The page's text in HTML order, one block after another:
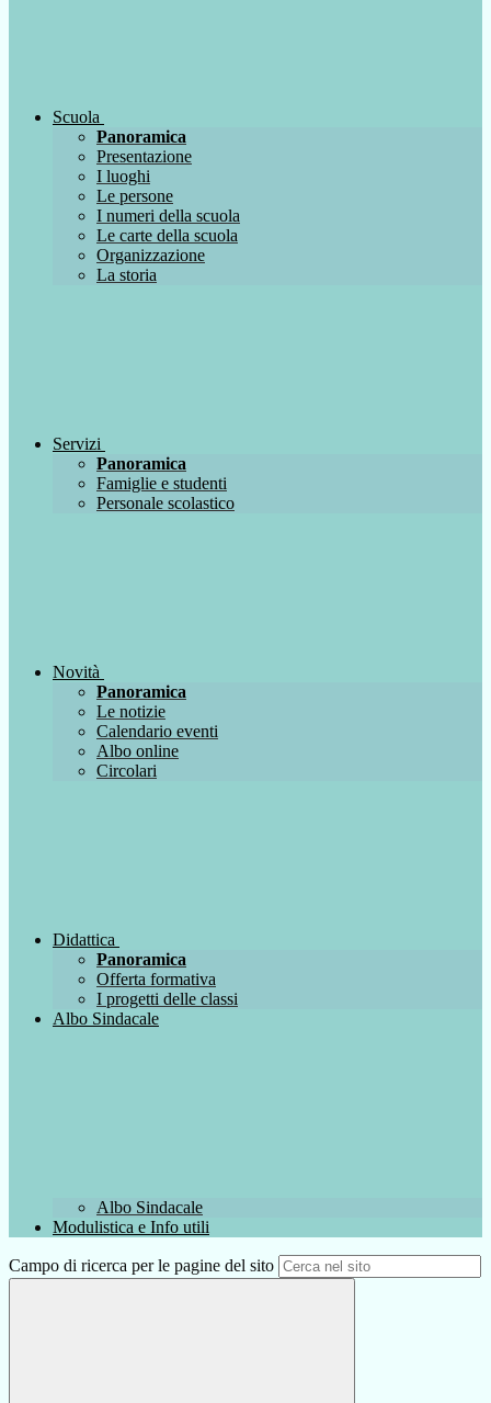
Scuola
Panoramica
Presentazione
I luoghi
Le persone
I numeri della scuola
Le carte della scuola
Organizzazione
La storia
Servizi
Panoramica
Famiglie e studenti
Personale scolastico
Novità
Panoramica
Le notizie
Calendario eventi
Albo online
Circolari
Didattica
Panoramica
Offerta formativa
I progetti delle classi
Albo Sindacale
Albo Sindacale
Modulistica e Info utili
Campo di ricerca per le pagine del sito